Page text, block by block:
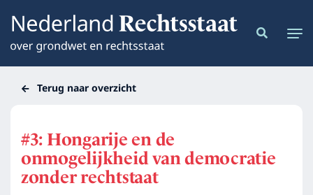
Terug naar overzicht
#3: Hongarije en de
onmogelijkheid van democratie
zonder rechtstaat